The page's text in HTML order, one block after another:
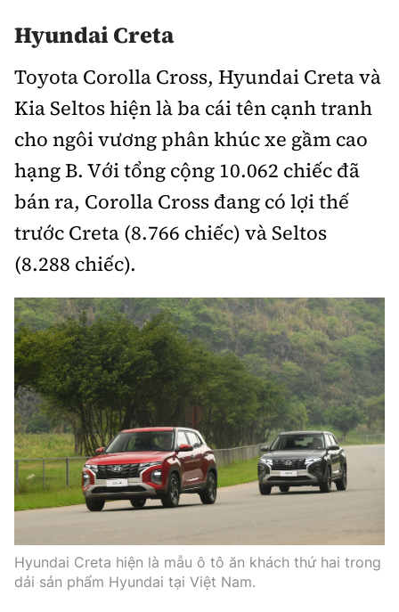
Hyundai Creta
Toyota Corolla Cross, Hyundai Creta và
Kia Seltos hiện là ba cái tên cạnh tranh
cho ngôi vương phân khúc xe gầm cao
hạng B. Với tổng cộng 10.062 chiếc đã
bán ra, Corolla Cross đang có lợi thế
trước Creta (8.766 chiếc) và Seltos
(8.288 chiếc).
Hyundai Creta hiện là mẫu ô tô ăn khách thứ hai trong
dải sản phẩm Hyundai tại Việt Nam.